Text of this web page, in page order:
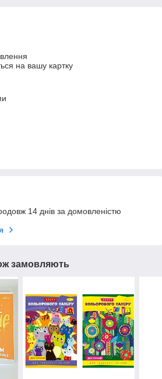
на вашу картку
14 днів за домовленістю
замовляють